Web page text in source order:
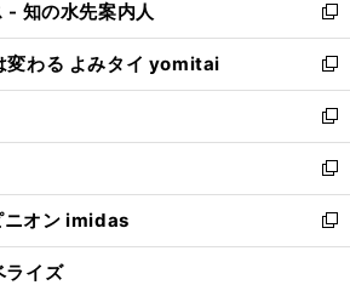
く
ド
ウ
で
開
く
ィ
ン
ド
ウ
で
開
く
い
ウ
ィ
ン
ド
ウ
で
開
く
- 知の水先案内人
新
し
い
ウ
ィ
ン
ド
ウ
で
開
変わる よみタイ yomitai
新
し
い
ウ
ィ
ン
ド
ウ
新
し
い
ウ
ィ
ン
新
し
い
ウ
ニオン imidas
新
し
ライズ